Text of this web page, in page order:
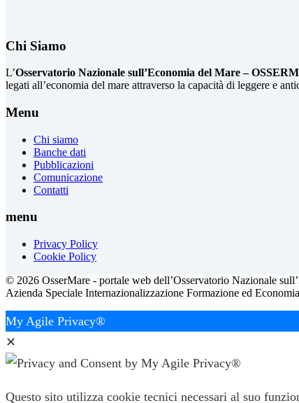
Chi Siamo
L’Osservatorio Nazionale sull’Economia del Mare –
legati all’economia del mare attraverso la capacità di leggere e
Menu
Chi siamo
Banche dati
Pubblicazioni
Comunicazione
Contatti
menu
Privacy Policy
Cookie Policy
© 2026 OsserMare - portale web dell’Osservatorio Nazionale
Azienda Speciale Internazionalizzazione Formazione ed
My Agile Privacy®
✕
Questo sito utilizza cookie tecnici necessari al suo